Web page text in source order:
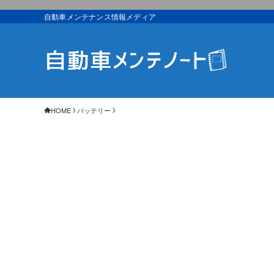
自動車メンテナンス情報メディア
HOME バッテリー